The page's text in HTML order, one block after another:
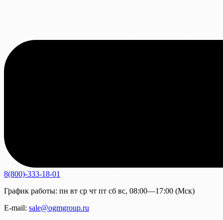
8(800)-333-18-01
График работы: пн вт ср чт пт сб вс, 08:00—17:00 (Мск)
E-mail: sale@ogmgroup.ru